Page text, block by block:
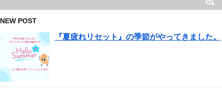
NEW POST
『夏疲れリセット』の季節がやってきました。